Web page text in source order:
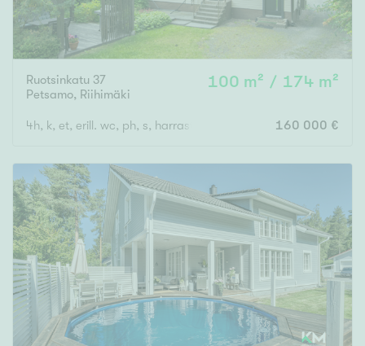
Ruotsinkatu 37
Petsamo, Riihimäki
100 m² / 174 m²
4h, k, et, erill. wc, ph, s, harrastetila, erillinen autotalli + varasto
160 000 €